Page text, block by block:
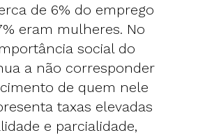
de 6% do emprego
eram mulheres. No
social do
a não corresponder
de quem nele
taxas elevadas
e parcialidade,